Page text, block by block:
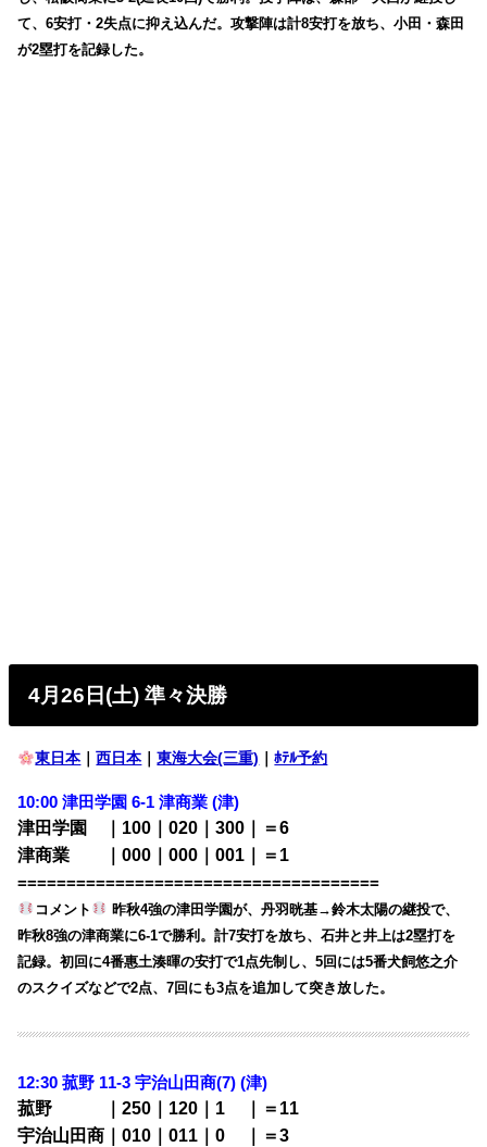
て、6安打・2失点に抑え込んだ。攻撃陣は計8安打を放ち、小田・森田
が2塁打を記録した。
4月26日(土) 準々決勝
東日本｜西日本｜東海大会(三重) ｜ﾎﾃﾙ予約
10:00津田学園 6-1 津商業 (津)
津田学園 ｜100｜020｜300｜＝6
津商業 ｜000｜000｜001｜＝1
=====================================
コメント
昨秋4強の津田学園が、丹羽晄基→鈴木太陽の継投で、
昨秋8強の津商業に6-1で勝利。計7安打を放ち、石井と井上は2塁打を
記録。初回に4番惠土湊暉の安打で1点先制し、5回には5番犬飼悠之介
のスクイズなどで2点、7回にも3点を追加して突き放した。
12:30菰野 11-3 宇治山田商(7) (津)
菰野 ｜250｜120｜1
｜＝11
宇治山田商｜010｜011｜0
｜＝3